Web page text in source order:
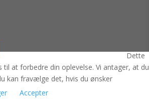
Dette
til at forbedre din oplevelse. Vi antager, at du
kan fravælge det, hvis du ønsker
Accepter